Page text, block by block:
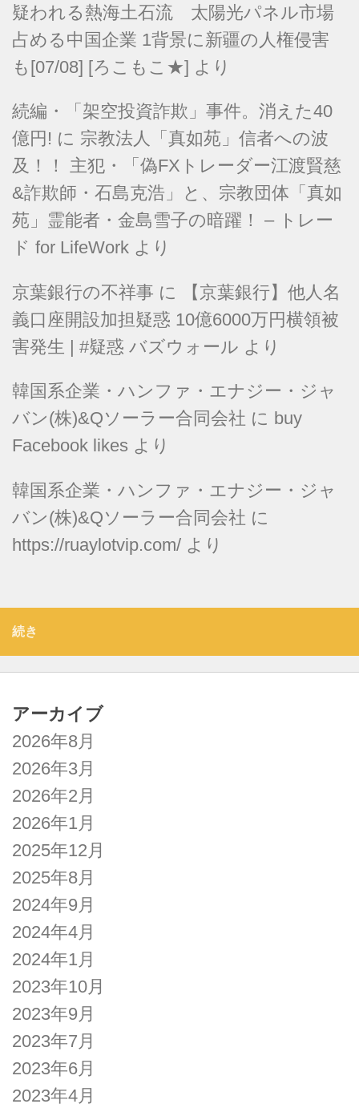
疑われる熱海土石流 太陽光パネル市場
占める中国企業 1背景に新疆の人権侵害
も[07/08] [ろこもこ★] より
続編・「架空投資詐欺」事件。消えた40
億円! に 宗教法人「真如苑」信者への波
及！！ 主犯・「偽FXトレーダー江渡賢慈
&詐欺師・石島克浩」と、宗教団体「真如
苑」霊能者・金島雪子の暗躍！ – トレー
ド for LifeWork より
京葉銀行の不祥事 に
【京葉銀行】他人名
義口座開設加担疑惑 10億6000万円横領被
害発生 | #疑惑 バズウォール より
韓国系企業・ハンファ・エナジー・ジャ
バン(株)&Qソーラー合同会社 に buy
Facebook likes より
韓国系企業・ハンファ・エナジー・ジャ
バン(株)&Qソーラー合同会社 に
https://ruaylotvip.com/ より
続き
アーカイブ
2026年8月
2026年3月
2026年2月
2026年1月
2025年12月
2025年8月
2024年9月
2024年4月
2024年1月
2023年10月
2023年9月
2023年7月
2023年6月
2023年4月